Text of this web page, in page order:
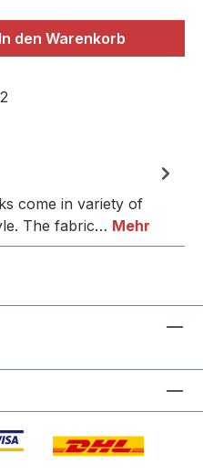
den
In den Warenkorb
come in variety of
The fabric… Mehr